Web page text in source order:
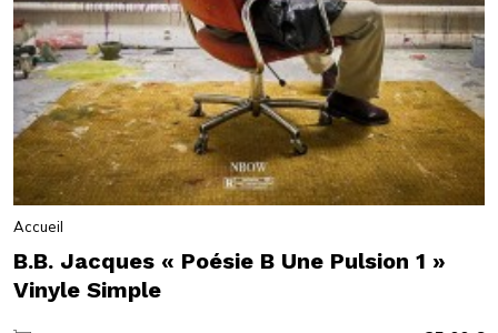
Accueil
B.B. Jacques « Poésie B Une Pulsion 1 »
Vinyle Simple